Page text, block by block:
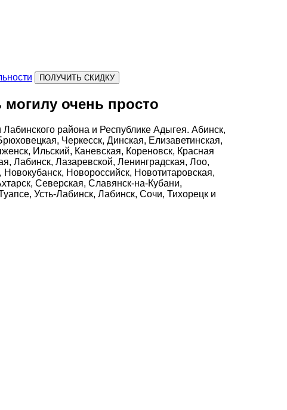
могилу очень просто
Лабинского района и Республике Адыгея. Абинск,
Черкесск, Динская, Елизаветинская,
Ильский, Каневская, Кореновск, Красная
Лабинск, Лазаревской, Ленинградская, Лоо,
Новороссийск, Новотитаровская,
Северская, Славянск-на-Кубани,
Усть-Лабинск, Лабинск, Сочи, Тихорецк и